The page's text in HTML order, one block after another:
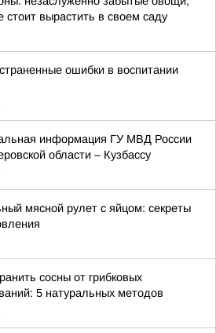
стоит вырастить в своем саду
ошибки в воспитании
информация ГУ МВД России
области – Кузбассу
мясной рулет с яйцом: секреты
сосны от грибковых
5 натуральных методов